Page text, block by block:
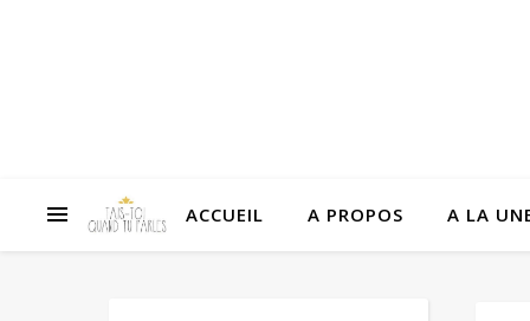
ACCUEIL A PROPOS A LA